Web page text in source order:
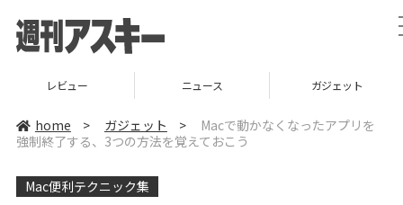
レビュー ニュース ガジェット
home > ガジェット >
Macで動かなくなったアプリを
強制終了する、3つの方法を覚えておこう
Mac便利テクニック集